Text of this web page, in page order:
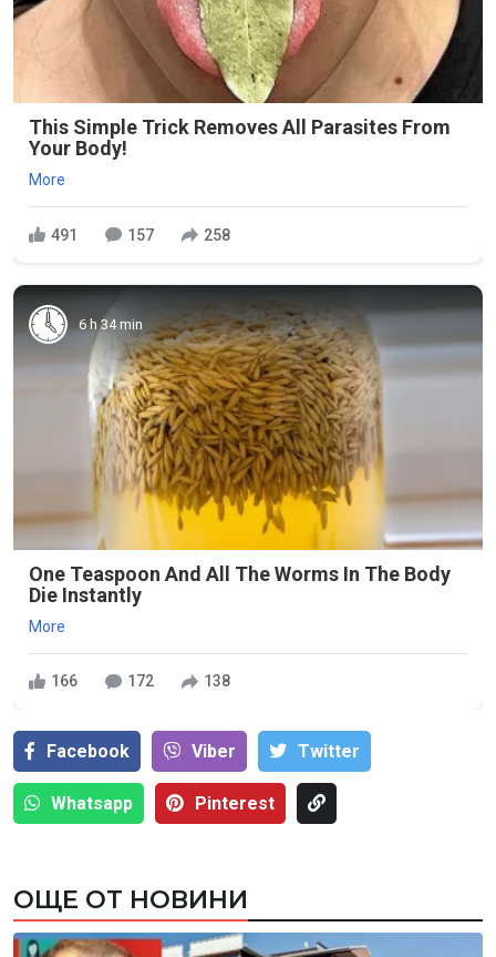
This Simple Trick Removes All Parasites From
Your Body!
More
491 157 258
6 h 34 min
One Teaspoon And All The Worms In The Body
Die Instantly
More
166 172 138
Facebook Viber Тwitter
Whatsapp Pinterest
ОЩЕ ОТ НОВИНИ